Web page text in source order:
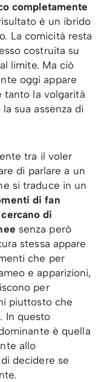
completamente
è un ibrido
La comicità resta
costruita su
limite. Ma ciò
oggi appare
tanto la volgarità
sua assenza di
tra il voler
di parlare a un
si traduce in un
di fan
di
senza però
stessa appare
che per
e apparizioni,
per
piuttosto che
In questo
è quella
allo
decidere se